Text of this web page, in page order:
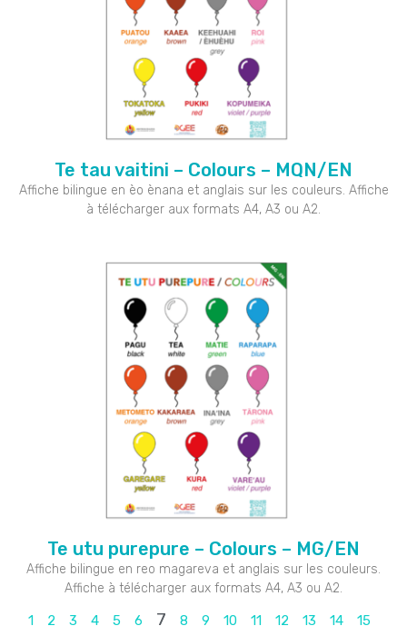
Te tau vaitini – Colours – MQN/EN
Affiche bilingue en èo ènana et anglais sur les couleurs. Affiche
à télécharger aux formats A4, A3 ou A2.
Te utu purepure – Colours – MG/EN
Affiche bilingue en reo magareva et anglais sur les couleurs.
Affiche à télécharger aux formats A4, A3 ou A2.
1 2 3 4 5 6 7 8 9 10 11 12 13 14
15